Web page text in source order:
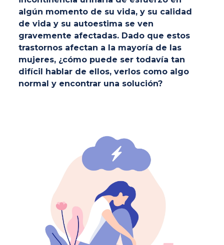
algún momento de su vida, y su calidad
de vida y su autoestima se ven
gravemente afectadas. Dado que estos
trastornos afectan a la mayoría de las
mujeres, ¿cómo puede ser todavía tan
difícil hablar de ellos, verlos como algo
normal y encontrar una solución?